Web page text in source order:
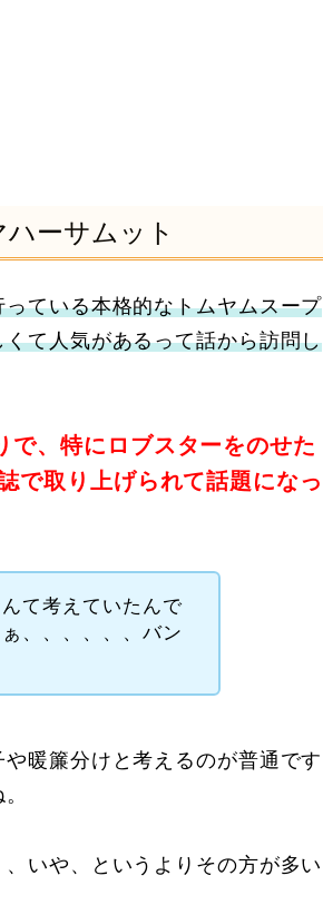
ーサムット
ている本格的なトムヤムスープ
て人気があるって話から訪問し
で、特にロブスターをのせた
で取り上げられて話題になっ
て考えていたんで
、、、、、、バン
暖簾分けと考えるのが普通です
いや、というよりその方が多い